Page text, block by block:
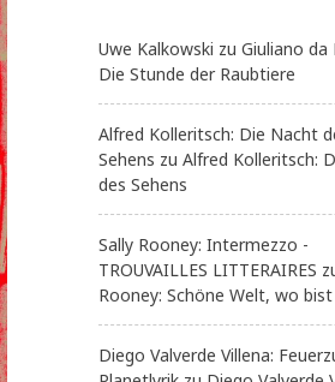
Uwe Kalkowski zu Giuliano da
Die Stunde der Raubtiere
Alfred Kolleritsch: Die Nacht
Sehens zu Alfred Kolleritsch:
des Sehens
Sally Rooney: Intermezzo -
TROUVAILLES LITTERAIRES
Rooney: Schöne Welt, wo
Diego Valverde Villena: